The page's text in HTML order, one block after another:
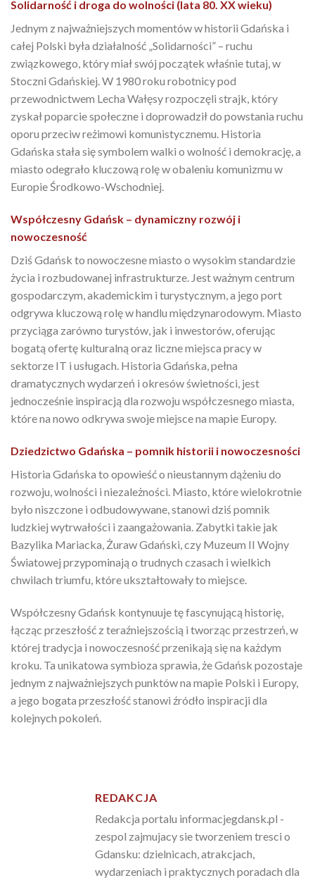
Solidarność i droga do wolności (lata 80. XX wieku)
Jednym z najważniejszych momentów w historii Gdańska i
całej Polski była działalność „Solidarności” – ruchu
związkowego, który miał swój początek właśnie tutaj, w
Stoczni Gdańskiej. W 1980 roku robotnicy pod
przewodnictwem Lecha Wałęsy rozpoczęli strajk, który
zyskał poparcie społeczne i doprowadził do powstania ruchu
oporu przeciw reżimowi komunistycznemu. Historia
Gdańska stała się symbolem walki o wolność i demokrację, a
miasto odegrało kluczową rolę w obaleniu komunizmu w
Europie Środkowo-Wschodniej.
Współczesny Gdańsk – dynamiczny rozwój i
nowoczesność
Dziś Gdańsk to nowoczesne miasto o wysokim standardzie
życia i rozbudowanej infrastrukturze. Jest ważnym centrum
gospodarczym, akademickim i turystycznym, a jego port
odgrywa kluczową rolę w handlu międzynarodowym. Miasto
przyciąga zarówno turystów, jak i inwestorów, oferując
bogatą ofertę kulturalną oraz liczne miejsca pracy w
sektorze IT i usługach. Historia Gdańska, pełna
dramatycznych wydarzeń i okresów świetności, jest
jednocześnie inspiracją dla rozwoju współczesnego miasta,
które na nowo odkrywa swoje miejsce na mapie Europy.
Dziedzictwo Gdańska – pomnik historii i nowoczesności
Historia Gdańska to opowieść o nieustannym dążeniu do
rozwoju, wolności i niezależności. Miasto, które wielokrotnie
było niszczone i odbudowywane, stanowi dziś pomnik
ludzkiej wytrwałości i zaangażowania. Zabytki takie jak
Bazylika Mariacka, Żuraw Gdański, czy Muzeum II Wojny
Światowej przypominają o trudnych czasach i wielkich
chwilach triumfu, które ukształtowały to miejsce.
Współczesny Gdańsk kontynuuje tę fascynującą historię,
łącząc przeszłość z teraźniejszością i tworząc przestrzeń, w
której tradycja i nowoczesność przenikają się na każdym
kroku. Ta unikatowa symbioza sprawia, że Gdańsk pozostaje
jednym z najważniejszych punktów na mapie Polski i Europy,
a jego bogata przeszłość stanowi źródło inspiracji dla
kolejnych pokoleń.
REDAKCJA
Redakcja portalu informacjegdansk.pl -
zespol zajmujacy sie tworzeniem tresci o
Gdansku: dzielnicach, atrakcjach,
wydarzeniach i praktycznych poradach dla